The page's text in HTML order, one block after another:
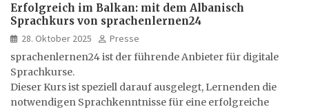
Erfolgreich im Balkan: mit dem Albanisch
Sprachkurs von sprachenlernen24
28. Oktober 2025
Presse
sprachenlernen24 ist der führende Anbieter für digitale
Sprachkurse.
Dieser Kurs ist speziell darauf ausgelegt, Lernenden die
notwendigen Sprachkenntnisse für eine erfolgreiche